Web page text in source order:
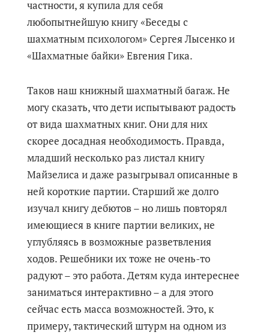
частности, я купила для себя
любопытнейшую книгу «Беседы с
шахматным психологом» Сергея Лысенко и
«Шахматные байки» Евгения Гика.
Таков наш книжный шахматный багаж. Не
могу сказать, что дети испытывают радость
от вида шахматных книг. Они для них
скорее досадная необходимость. Правда,
младший несколько раз листал книгу
Майзелиса и даже разыгрывал описанные в
ней короткие партии. Старший же долго
изучал книгу дебютов – но лишь повторял
имеющиеся в книге партии великих, не
углубляясь в возможные разветвления
ходов. Решебники их тоже не очень-то
радуют – это работа. Детям куда интереснее
заниматься интерактивно – а для этого
сейчас есть масса возможностей. Это, к
примеру, тактический штурм на одном из